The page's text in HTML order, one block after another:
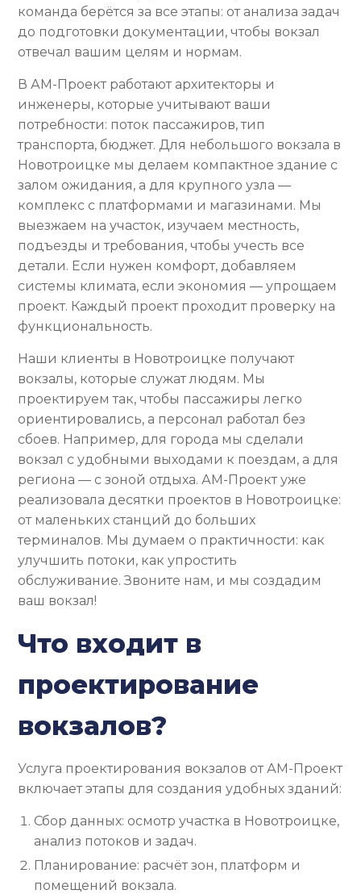
команда берётся за все этапы: от анализа задач
до подготовки документации, чтобы вокзал
отвечал вашим целям и нормам.
В АМ-Проект работают архитекторы и
инженеры, которые учитывают ваши
потребности: поток пассажиров, тип
транспорта, бюджет. Для небольшого вокзала в
Новотроицке мы делаем компактное здание с
залом ожидания, а для крупного узла —
комплекс с платформами и магазинами. Мы
выезжаем на участок, изучаем местность,
подъезды и требования, чтобы учесть все
детали. Если нужен комфорт, добавляем
системы климата, если экономия — упрощаем
проект. Каждый проект проходит проверку на
функциональность.
Наши клиенты в Новотроицке получают
вокзалы, которые служат людям. Мы
проектируем так, чтобы пассажиры легко
ориентировались, а персонал работал без
сбоев. Например, для города мы сделали
вокзал с удобными выходами к поездам, а для
региона — с зоной отдыха. АМ-Проект уже
реализовала десятки проектов в Новотроицке:
от маленьких станций до больших
терминалов. Мы думаем о практичности: как
улучшить потоки, как упростить
обслуживание. Звоните нам, и мы создадим
ваш вокзал!
Что входит в
проектирование
вокзалов?
Услуга проектирования вокзалов от АМ-Проект
включает этапы для создания удобных зданий:
Сбор данных: осмотр участка в Новотроицке,
анализ потоков и задач.
Планирование: расчёт зон, платформ и
помещений вокзала.